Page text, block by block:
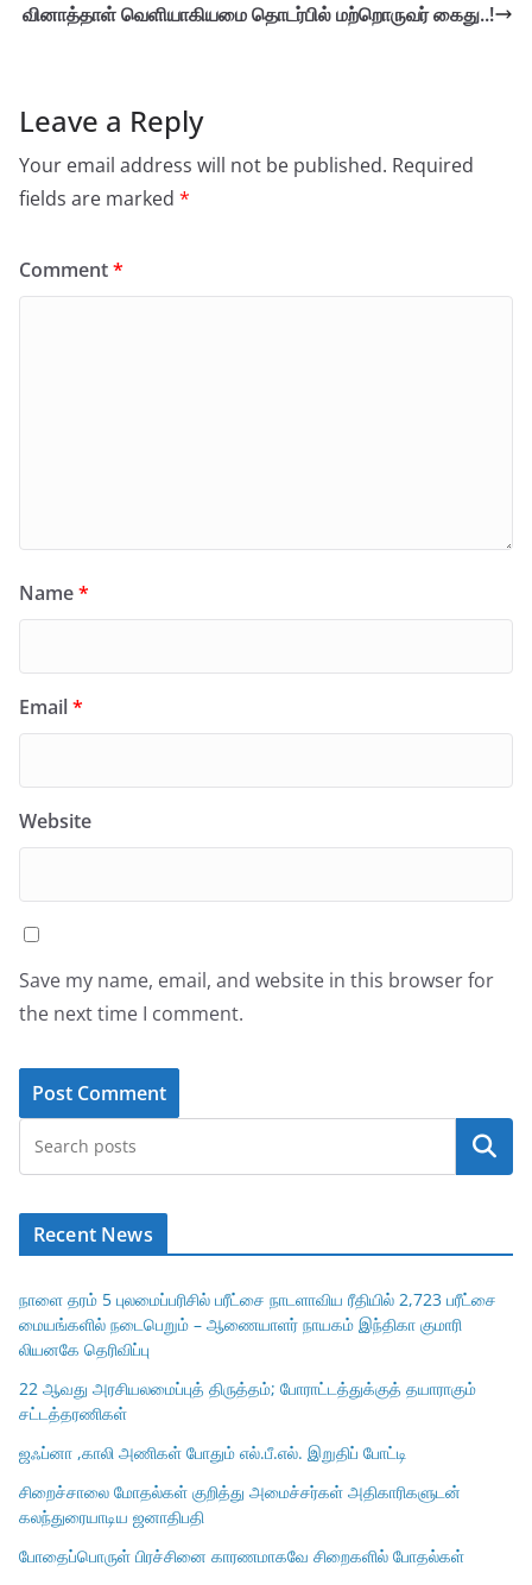
வினாத்தாள் வெளியாகியமை தொடர்பில் மற்றொருவர் கைது..!
Leave a Reply
Your email address will not be published. Required
fields are marked *
Comment*
Name*
Email*
Website
Save my name, email, and website in this browser for
the next time I comment.
Search
Recent News
நாளை தரம் 5 புலமைப்பரிசில் பரீட்சை நாடளாவிய ரீதியில் 2,723 பரீட்சை
மையங்களில் நடைபெறும் – ஆணையாளர் நாயகம் இந்திகா குமாரி
லியனகே தெரிவிப்பு
22 ஆவது அரசியலமைப்புத் திருத்தம்; போராட்டத்துக்குத் தயாராகும்
சட்டத்தரணிகள்
ஜஃப்னா ,காலி அணிகள் போதும் எல்.பீ.எல். இறுதிப் போட்டி
சிறைச்சாலை மோதல்கள் குறித்து அமைச்சர்கள் அதிகாரிகளுடன்
கலந்துரையாடிய ஜனாதிபதி
போதைப்பொருள் பிரச்சினை காரணமாகவே சிறைகளில் போதல்கள்